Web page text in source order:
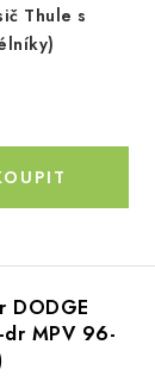
Thule s
DODGE
MPV 96-